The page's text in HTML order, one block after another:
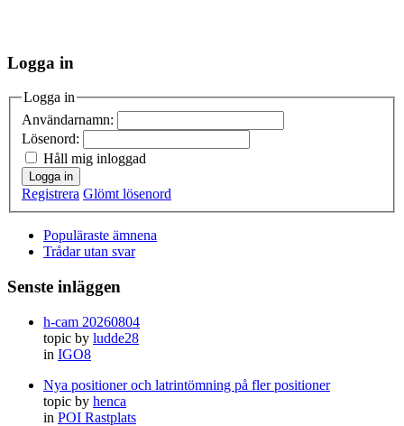
Logga in
Logga in
Användarnamn:
Lösenord:
Håll mig inloggad
Logga in
Registrera Glömt lösenord
Populäraste ämnena
Trådar utan svar
Senste inläggen
h-cam 20260804
topic by ludde28
in IGO8
Nya positioner och latrintömning på fler positioner
topic by henca
in POI Rastplats